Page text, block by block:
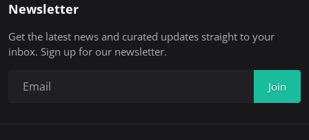
Newsletter
Get the latest news and curated updates straight to your
inbox. Sign up for our newsletter.
Join